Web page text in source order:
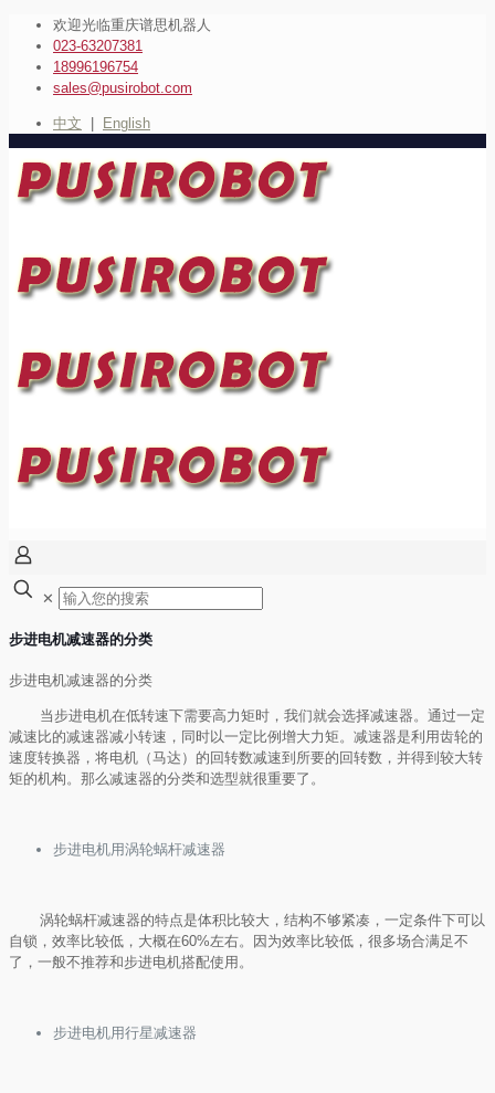
欢迎光临重庆谱思机器人
023-63207381
18996196754
sales@pusirobot.com
中文 English
✕
步进电机减速器的分类
步进电机减速器的分类
当步进电机在低转速下需要高力矩时，我们就会选择减速器。通过一定
减速比的减速器减小转速，同时以一定比例增大力矩。减速器是利用齿轮的
速度转换器，将电机（马达）的回转数减速到所要的回转数，并得到较大转
矩的机构。那么减速器的分类和选型就很重要了。
步进电机用涡轮蜗杆减速器
涡轮蜗杆减速器的特点是体积比较大，结构不够紧凑，一定条件下可以
自锁，效率比较低，大概在60%左右。因为效率比较低，很多场合满足不
了，一般不推荐和步进电机搭配使用。
步进电机用行星减速器